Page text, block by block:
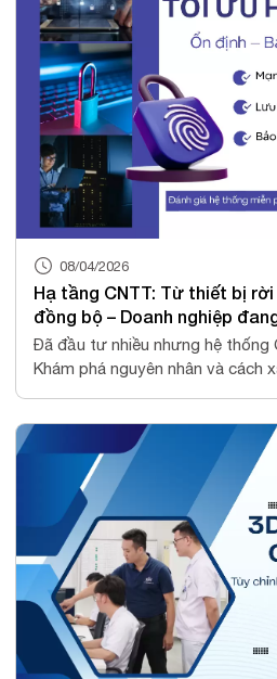
08/04/2026
Hạ tầng CNTT: Từ thiết bị
đồng bộ – Doanh nghiệp
Đã đầu tư nhiều nhưng hệ thống
Khám phá nguyên nhân và cách